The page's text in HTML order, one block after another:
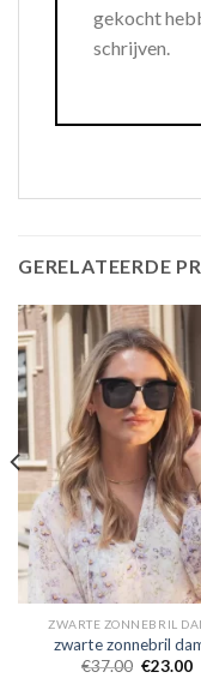
gekocht
schrijven.
GERELATEERDE
ZWARTE ZONNEBRIL
zwarte zonnebril
€37.00 €23.00